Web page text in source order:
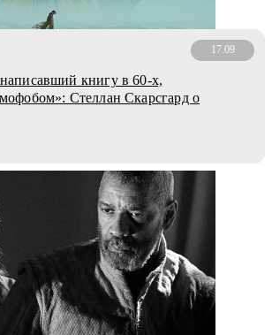
17.09
книгу в 60-х,
Стеллан Скарсгард о